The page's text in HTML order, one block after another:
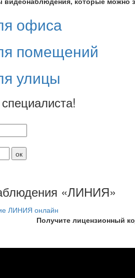
офиса
помещений
улицы
«ЛИНИЯ»
Получите лицензионный